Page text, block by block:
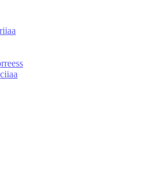
riiaa
rreess
ciiaa